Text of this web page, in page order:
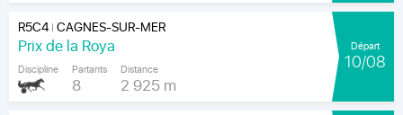
R5C4|CAGNES-SUR-MER
Prix de la Roya
Discipline Partants
8
Distance
2 925 m
Départ
10/08